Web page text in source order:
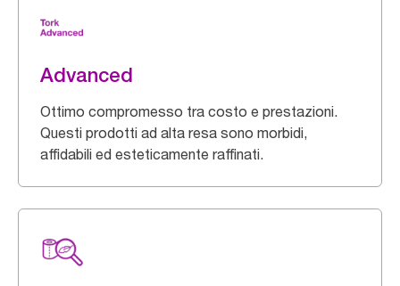
Advanced
Ottimo compromesso tra costo e prestazioni.
Questi prodotti ad alta resa sono morbidi,
affidabili ed esteticamente raffinati.